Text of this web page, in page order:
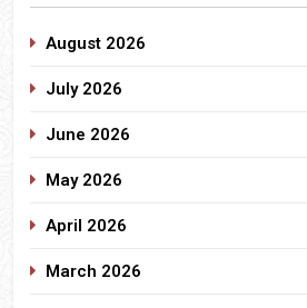
August 2026
July 2026
June 2026
May 2026
April 2026
March 2026